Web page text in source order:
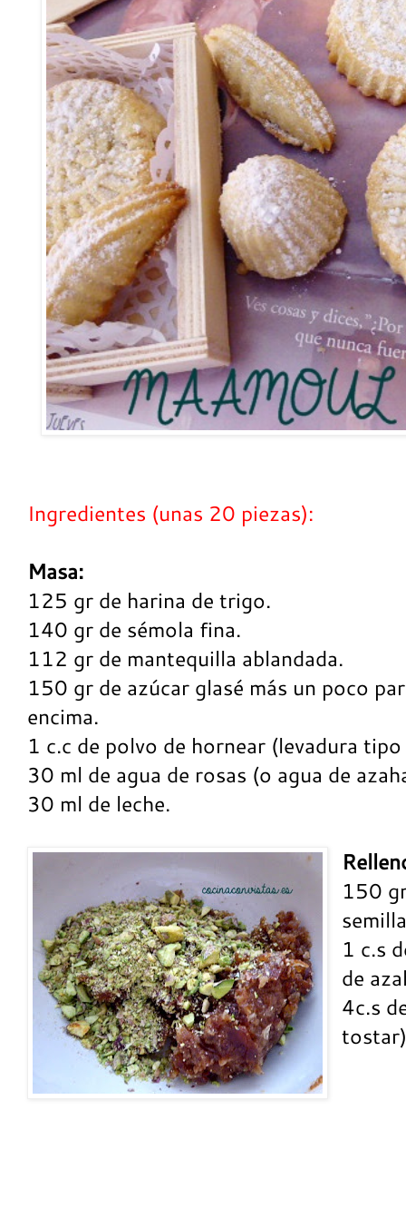
Ingredientes (unas 20 piezas):
Masa:
125 gr de harina de trigo.
140 gr de sémola fina.
112 gr de mantequilla ablandada.
150 gr de azúcar glasé más un poco
encima.
1 c.c de polvo de hornear (levadura
30 ml de agua de rosas (o agua de
30 ml de leche.
150
1 c.s
de
4c.s